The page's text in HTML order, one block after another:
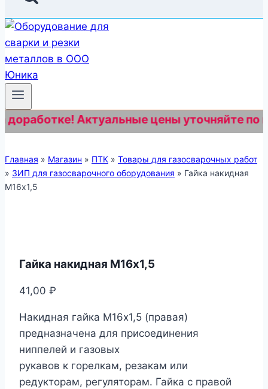
Актуальные цены уточняйте по
Главная » Магазин » ПТК » Товары для газосварочных работ
» ЗИП для газосварочного оборудования » Гайка накидная
М16х1,5
Гайка накидная М16х1,5
41,00 ₽
Накидная гайка М16х1,5 (правая)
предназначена для присоединения
ниппелей и газовых
рукавов к горелкам, резакам или
редукторам, регуляторам. Гайка с правой